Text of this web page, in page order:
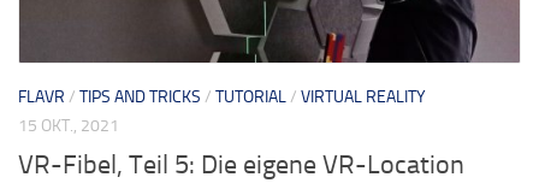
FLAVR / TIPS AND TRICKS / TUTORIAL/ VIRTUAL REALITY
15 OKT., 2021
VR-Fibel, Teil 5: Die eigene VR-Location